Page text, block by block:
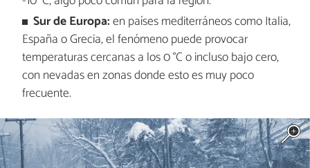
Sur de Europa:en países mediterráneos como Italia,
España o Grecia, el fenómeno puede provocar
temperaturas cercanas a los 0 °C o incluso bajo cero,
con nevadas en zonas donde esto es muy poco
frecuente.